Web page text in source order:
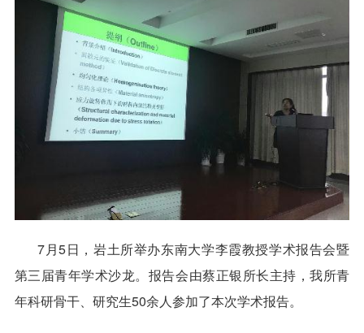
7月5日，岩土所举办东南大学李霞教授学术报告会暨
第三届青年学术沙龙。报告会由蔡正银所长主持，我所青
年科研骨干、研究生50余人参加了本次学术报告。